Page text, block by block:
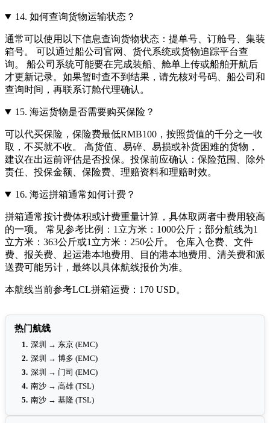
14. 如何查询货物运输状态？
通常可以使用以下信息查询货物状态：提单号、订舱号、集装
箱号。 可以通过船公司官网、货代系统或货物追踪平台查
询。 船公司系统可能要在完成装船、舱单上传或船舶开航后
才更新记录。如果暂时查不到结果，请先核对号码、船公司和
查询时间，再联系订舱代理确认。
15. 海运货物是否需要购买保险？
可以代买保险，保险费最低RMB100，按照货值的千分之一收
取，不买就不收。 高货值、易碎、易损或补货困难的货物，
建议在出运前评估是否投保。投保前应确认：保险范围、除外
责任、投保金额、保险费、理赔资料和理赔时效。
16. 海运拼箱通常如何计费？
拼箱通常按计费体积或计费重量计算，具体取两者中费用较高
的一项。 常见参考比例：1立方米：1000公斤；部分航线为1
立方米：363公斤或1立方米：250公斤。 仓库入仓费、文件
费、报关费、起运港本地费用、目的港本地费用、清关费和派
送费可能另计，最终以具体航线报价为准。
本航线当前参考LCL拼箱运费：170 USD。
热门航线
1. 深圳 → 东京 (EMC)
2. 深圳 → 博多 (EMC)
3. 深圳 → 门司 (EMC)
4. 南沙 → 高雄 (TSL)
5. 南沙 → 基隆 (TSL)